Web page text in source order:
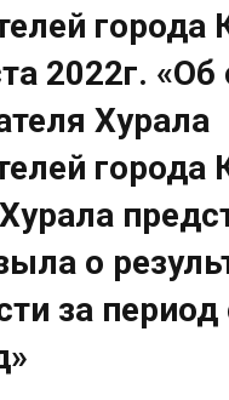
2022г.
Хурала
о
за период